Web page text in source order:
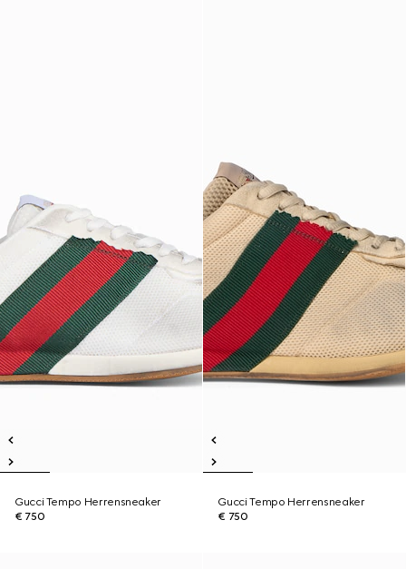
Gucci Tempo Herrensneaker
€ 750
Gucci Tempo Herrensneaker
€ 750